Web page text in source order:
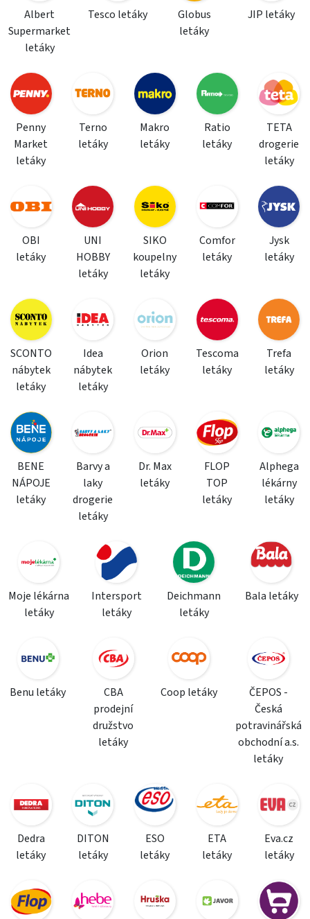
Albert
Supermarket
letáky
Tesco letáky
Globus
letáky
JIP letáky
Penny
Market
letáky
Terno
letáky
Makro
letáky
Ratio
letáky
TETA
drogerie
letáky
OBI
letáky
UNI
HOBBY
letáky
SIKO
koupelny
letáky
Comfor
letáky
Jysk
letáky
SCONTO
nábytek
letáky
Idea
nábytek
letáky
Orion
letáky
Tescoma
letáky
Trefa
letáky
BENE
NÁPOJE
letáky
Barvy a
laky
drogerie
letáky
Dr. Max
letáky
FLOP
TOP
letáky
Alphega
lékárny
letáky
Moje lékárna
letáky
Intersport
letáky
Deichmann
letáky
Bala letáky
Benu letáky
CBA
prodejní
družstvo
letáky
Coop letáky
ČEPOS -
Česká
potravinářská
obchodní a.s.
letáky
Dedra
letáky
DITON
letáky
ESO
letáky
ETA
letáky
Eva.cz
letáky